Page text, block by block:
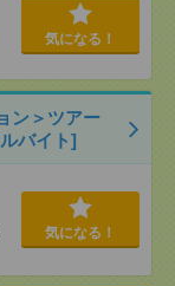
気になる！
ン＞ツアー
バイト]
気になる！